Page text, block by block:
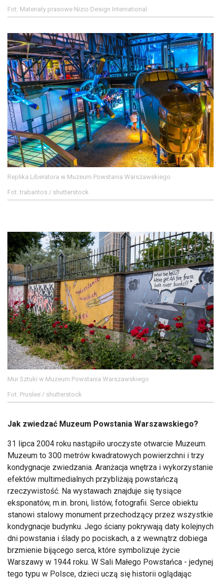
Fot. Materiały prasowe Nizio Design International
Replika Liberatora w Muzeum Powstania Warszawskiego
Fot. trabantos / shutterstock
Mur Sztuki w Muzeum Powstania Warszawskiego
Fot. Pruslee / shutterstock
Jak zwiedzać Muzeum Powstania Warszawskiego?
31 lipca 2004 roku nastąpiło uroczyste otwarcie Muzeum.
Muzeum to 300 metrów kwadratowych powierzchni i trzy
kondygnacje zwiedzania. Aranżacja wnętrza i wykorzystanie
efektów multimedialnych przybliżają powstańczą
rzeczywistość. Na wystawach znajduje się tysiące
eksponatów, m.in. broni, listów, fotografii. Serce obiektu
stanowi stalowy monument przechodzący przez wszystkie
kondygnacje budynku. Jego ściany pokrywają daty kolejnych
dni powstania i ślady po pociskach, a z wewnątrz dobiega
brzmienie bijącego serca, które symbolizuje życie
Warszawy w 1944 roku. W Sali Małego Powstańca - jedynej
tego typu w Polsce, dzieci uczą się historii oglądając